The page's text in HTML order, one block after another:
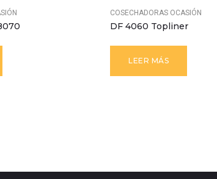
COSECHADORAS OCASIÓN
DF 4060 Topliner
LEER MÁS